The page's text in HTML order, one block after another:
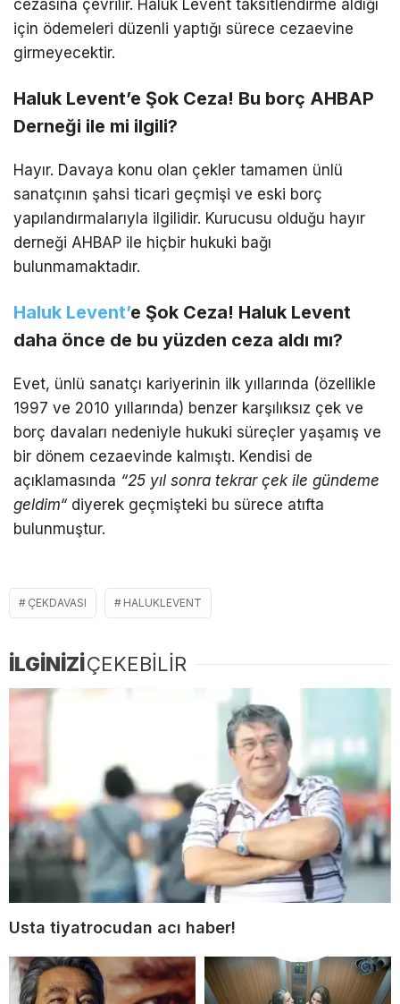
cezasına çevrilir. Haluk Levent taksitlendirme aldığı
için ödemeleri düzenli yaptığı sürece cezaevine
girmeyecektir.
Haluk Levent’e Şok Ceza! Bu borç AHBAP
Derneği ile mi ilgili?
Hayır. Davaya konu olan çekler tamamen ünlü
sanatçının şahsi ticari geçmişi ve eski borç
yapılandırmalarıyla ilgilidir. Kurucusu olduğu hayır
derneği AHBAP ile hiçbir hukuki bağı
bulunmamaktadır.
Haluk Levent’e Şok Ceza! Haluk Levent
daha önce de bu yüzden ceza aldı mı?
Evet, ünlü sanatçı kariyerinin ilk yıllarında (özellikle
1997 ve 2010 yıllarında) benzer karşılıksız çek ve
borç davaları nedeniyle hukuki süreçler yaşamış ve
bir dönem cezaevinde kalmıştı. Kendisi de
açıklamasında “25 yıl sonra tekrar çek ile gündeme
geldim“ diyerek geçmişteki bu sürece atıfta
bulunmuştur.
ÇEKDAVASI HALUKLEVENT
İLGİNİZİÇEKEBİLİR
Usta tiyatrocudan acı haber!